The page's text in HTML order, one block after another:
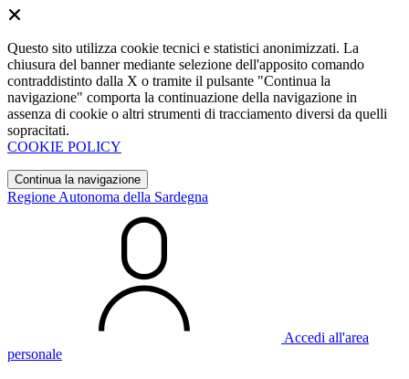
Questo sito utilizza cookie tecnici e statistici anonimizzati. La
chiusura del banner mediante selezione dell'apposito comando
contraddistinto dalla X o tramite il pulsante "Continua la
navigazione" comporta la continuazione della navigazione in
assenza di cookie o altri strumenti di tracciamento diversi da quelli
sopracitati.
COOKIE POLICY
Continua la navigazione
Regione Autonoma della Sardegna
Accedi all'area
personale